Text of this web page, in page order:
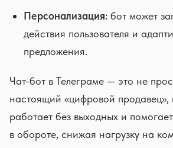
Персонализация: бот может
действия пользователя и
предложения.
Чат-бот в Телеграме — это не
настоящий «цифровой продавец»,
работает без выходных и
в обороте, снижая нагрузку на